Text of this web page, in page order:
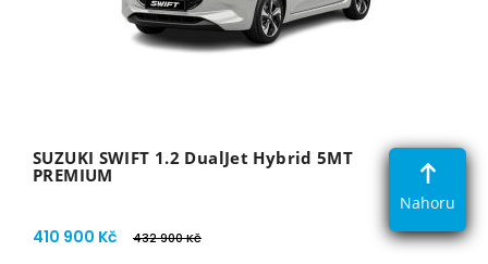
SUZUKI SWIFT 1.2 DualJet Hybrid 5MT
PREMIUM
410 900 Kč 432 900 Kč
Nahoru